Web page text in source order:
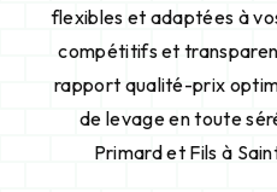
flexibles et adaptées à
compétitifs et
rapport qualité-prix
de levage en toute
Primard et Fils à